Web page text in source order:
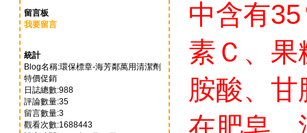
留言板
我要留言
統計
Blog名稱:環保標章-海芳鄰萬用清潔劑
特價促銷
日誌總數:988
評論數量:35
留言數量:3
觀看次數:1688443
中含有
素Ｃ、果
胺酸、
在肥皂、